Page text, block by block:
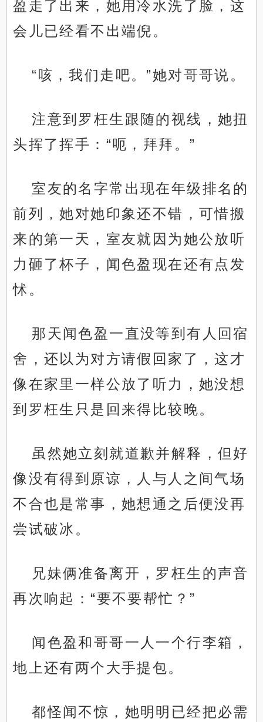
盈走了出来，她用冷水洗了脸，这
会儿已经看不出端倪。
“咳，我们走吧。”她对哥哥说。
注意到罗枉生跟随的视线，她扭
头挥了挥手：“呃，拜拜。”
室友的名字常出现在年级排名的
前列，她对她印象还不错，可惜搬
来的第一天，室友就因为她公放听
力砸了杯子，闻色盈现在还有点发
怵。
那天闻色盈一直没等到有人回宿
舍，还以为对方请假回家了，这才
像在家里一样公放了听力，她没想
到罗枉生只是回来得比较晚。
虽然她立刻就道歉并解释，但好
像没有得到原谅，人与人之间气场
不合也是常事，她想通之后便没再
尝试破冰。
兄妹俩准备离开，罗枉生的声音
再次响起：“要不要帮忙？”
闻色盈和哥哥一人一个行李箱，
地上还有两个大手提包。
都怪闻不惊，她明明已经把必需